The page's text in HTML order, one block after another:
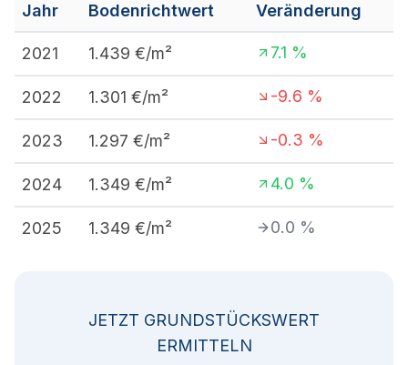
Jahr Bodenrichtwert Veränderung
2021 1.439 €/m² 7.1 %
2022 1.301 €/m² -9.6 %
2023 1.297 €/m² -0.3 %
2024 1.349 €/m² 4.0 %
2025 1.349 €/m² 0.0 %
JETZT GRUNDSTÜCKSWERT
ERMITTELN